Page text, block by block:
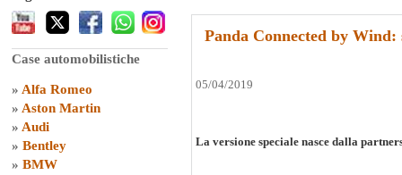
Case automobilistiche
» Alfa Romeo
» Aston Martin
» Audi
» Bentley
» BMW
Panda Connected by Wind:
05/04/2019
La versione speciale nasce dalla